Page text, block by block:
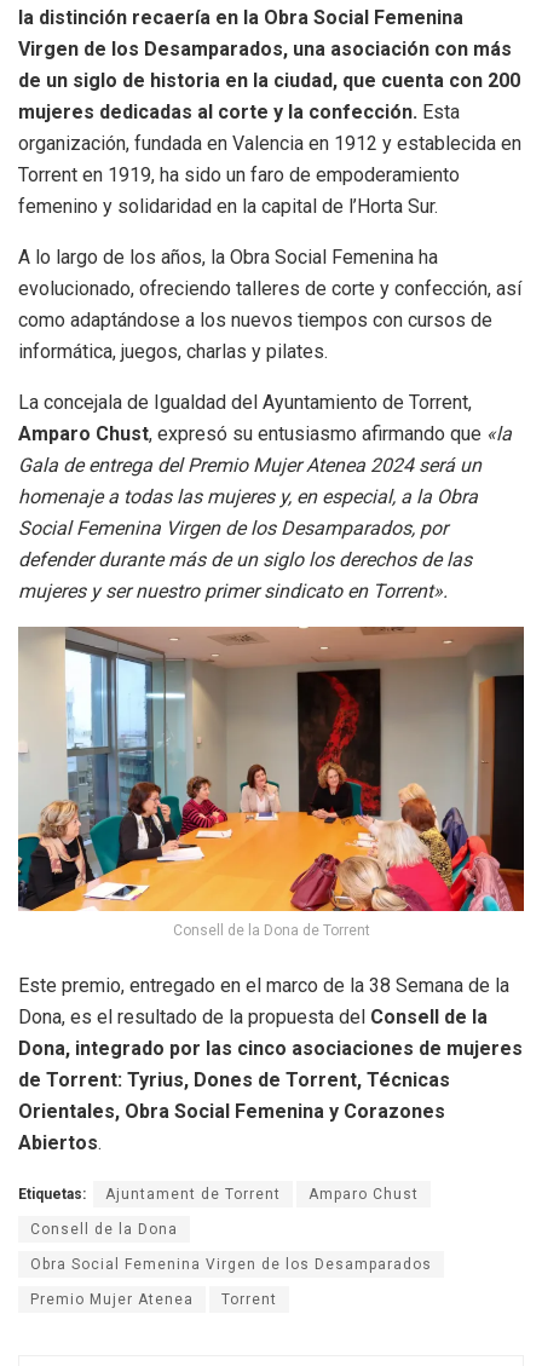
la distinción recaería en la Obra Social Femenina
Virgen de los Desamparados, una asociación con más
de un siglo de historia en la ciudad, que cuenta con 200
mujeres dedicadas al corte y la confección. Esta
organización, fundada en Valencia en 1912 y establecida en
Torrent en 1919, ha sido un faro de empoderamiento
femenino y solidaridad en la capital de l’Horta Sur.
A lo largo de los años, la Obra Social Femenina ha
evolucionado, ofreciendo talleres de corte y confección, así
como adaptándose a los nuevos tiempos con cursos de
informática, juegos, charlas y pilates.
La concejala de Igualdad del Ayuntamiento de Torrent,
Amparo Chust, expresó su entusiasmo afirmando que «la
Gala de entrega del Premio Mujer Atenea 2024 será un
homenaje a todas las mujeres y, en especial, a la Obra
Social Femenina Virgen de los Desamparados, por
defender durante más de un siglo los derechos de las
mujeres y ser nuestro primer sindicato en Torrent».
Consell de la Dona de Torrent
Este premio, entregado en el marco de la 38 Semana de la
Dona, es el resultado de la propuesta del Consell de la
Dona, integrado por las cinco asociaciones de mujeres
de Torrent: Tyrius, Dones de Torrent, Técnicas
Orientales, Obra Social Femenina y Corazones
Abiertos.
Etiquetas: Ajuntament de Torrent Amparo Chust
Consell de la Dona
Obra Social Femenina Virgen de los Desamparados
Premio Mujer Atenea Torrent